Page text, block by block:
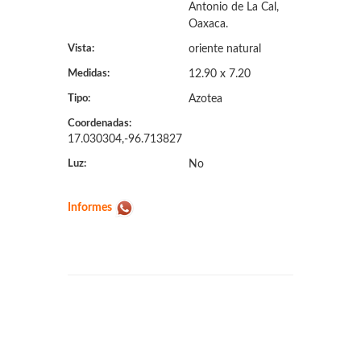
Antonio de La Cal,
Oaxaca.
Vista: oriente natural
Medidas: 12.90 x 7.20
Tipo: Azotea
Coordenadas:
17.030304,-96.713827
Luz: No
Informes